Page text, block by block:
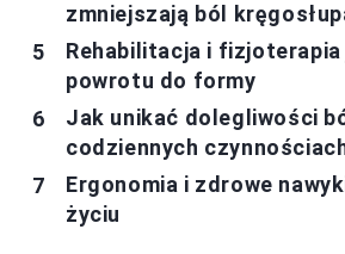
zmniejszają ból
Rehabilitacja i
powrotu do formy
Jak unikać dolegliwości
codziennych
Ergonomia i zdrowe
życiu